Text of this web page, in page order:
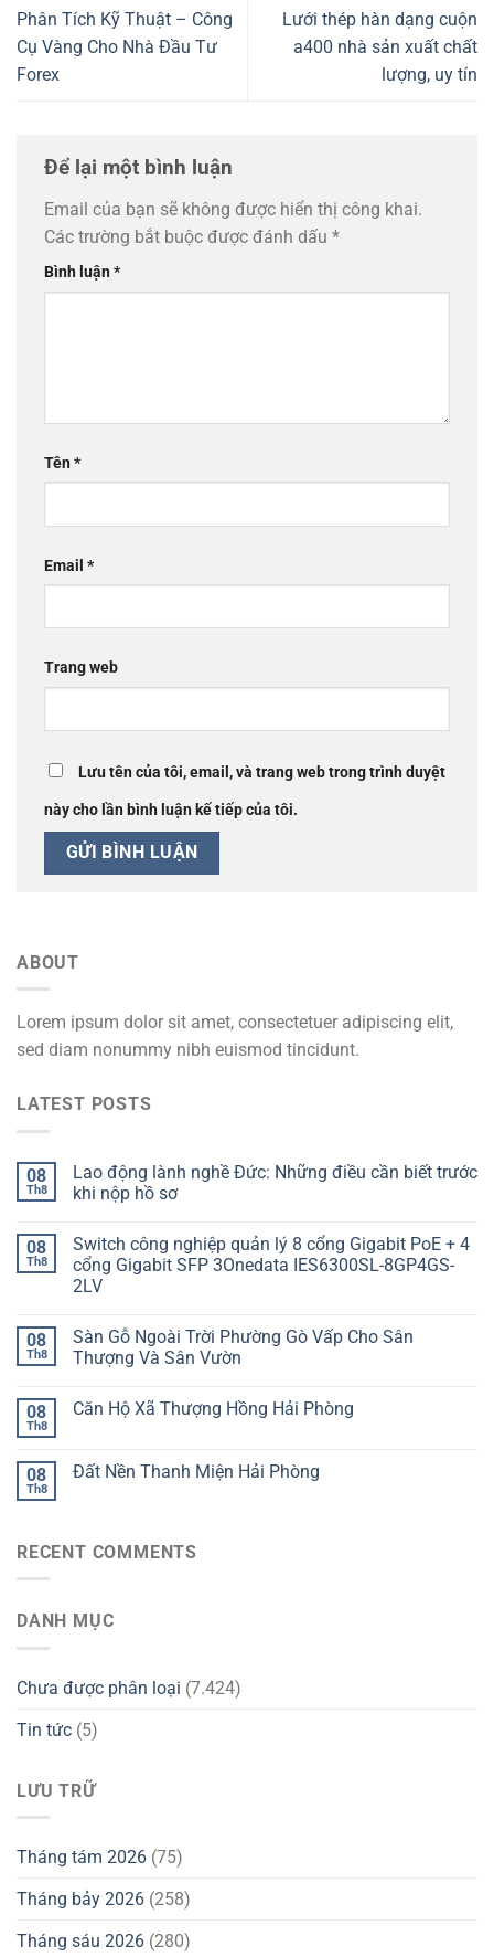
Phân Tích Kỹ Thuật – Công
Cụ Vàng Cho Nhà Đầu Tư
Forex
Lưới thép hàn dạng cuộn
a400 nhà sản xuất chất
lượng, uy tín
Để lại một bình luận
Email của bạn sẽ không được hiển thị công khai.
Các trường bắt buộc được đánh dấu *
Bình luận*
Tên*
Email *
Trang web
Lưu tên của tôi, email, và trang web trong trình duyệt
này cho lần bình luận kế tiếp của tôi.
ABOUT
Lorem ipsum dolor sit amet, consectetuer adipiscing elit,
sed diam nonummy nibh euismod tincidunt.
LATEST POSTS
08
Th8
Lao động lành nghề Đức: Những điều cần biết trước
khi nộp hồ sơ
08
Th8
Switch công nghiệp quản lý 8 cổng Gigabit PoE + 4
cổng Gigabit SFP 3Onedata IES6300SL-8GP4GS-
2LV
08
Th8
Sàn Gỗ Ngoài Trời Phường Gò Vấp Cho Sân
Thượng Và Sân Vườn
08
Th8
Căn Hộ Xã Thượng Hồng Hải Phòng
08
Th8
Đất Nền Thanh Miện Hải Phòng
RECENT COMMENTS
DANH MỤC
Chưa được phân loại (7.424)
Tin tức (5)
LƯU TRỮ
Tháng tám 2026 (75)
Tháng bảy 2026 (258)
Tháng sáu 2026 (280)